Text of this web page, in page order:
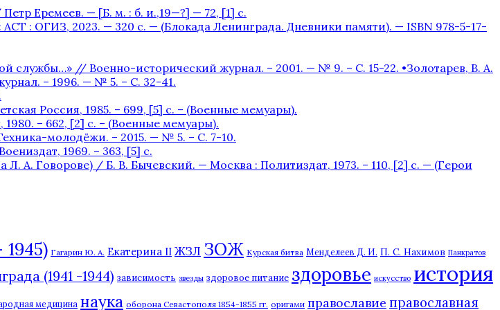
Еремеев. — [Б. м. : б. и.,19—?] — 72, [1] с.
: ОГИЗ, 2023. — 320 с. — (Блокада Ленинграда. Дневники памяти). — ISBN 978-5-17-
// Военно-исторический журнал. – 2001. — № 9. – С. 15-22. •Золотарев, В. А.
– 1996. — № 5. – С. 32-41.
Россия, 1985. – 699, [5] с. – (Военные мемуары).
– 662, [2] c. – (Военные мемуары).
молодёжи. – 2015. — № 5. – С. 7-10.
1969. – 363, [5] с.
Говорове) / Б. В. Бычевский. — Москва : Политиздат, 1973. – 110, [2] с. — (Герои
Гагарин Ю. А. Екатерина II ЖЗЛ ЗОЖ Курская битва Менделеев Д. И. П. С. Нахимов Панкратов
(1941 -1944) зависимость звезды здоровое питание здоровье искусство история
медицина наука оборона Севастополя 1854-1855 гг. оригами православие православная